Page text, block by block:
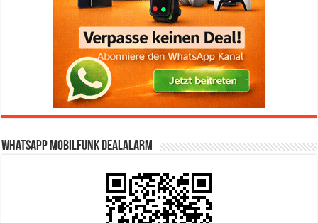
WhatsApp Mobilfunk DealAlarm